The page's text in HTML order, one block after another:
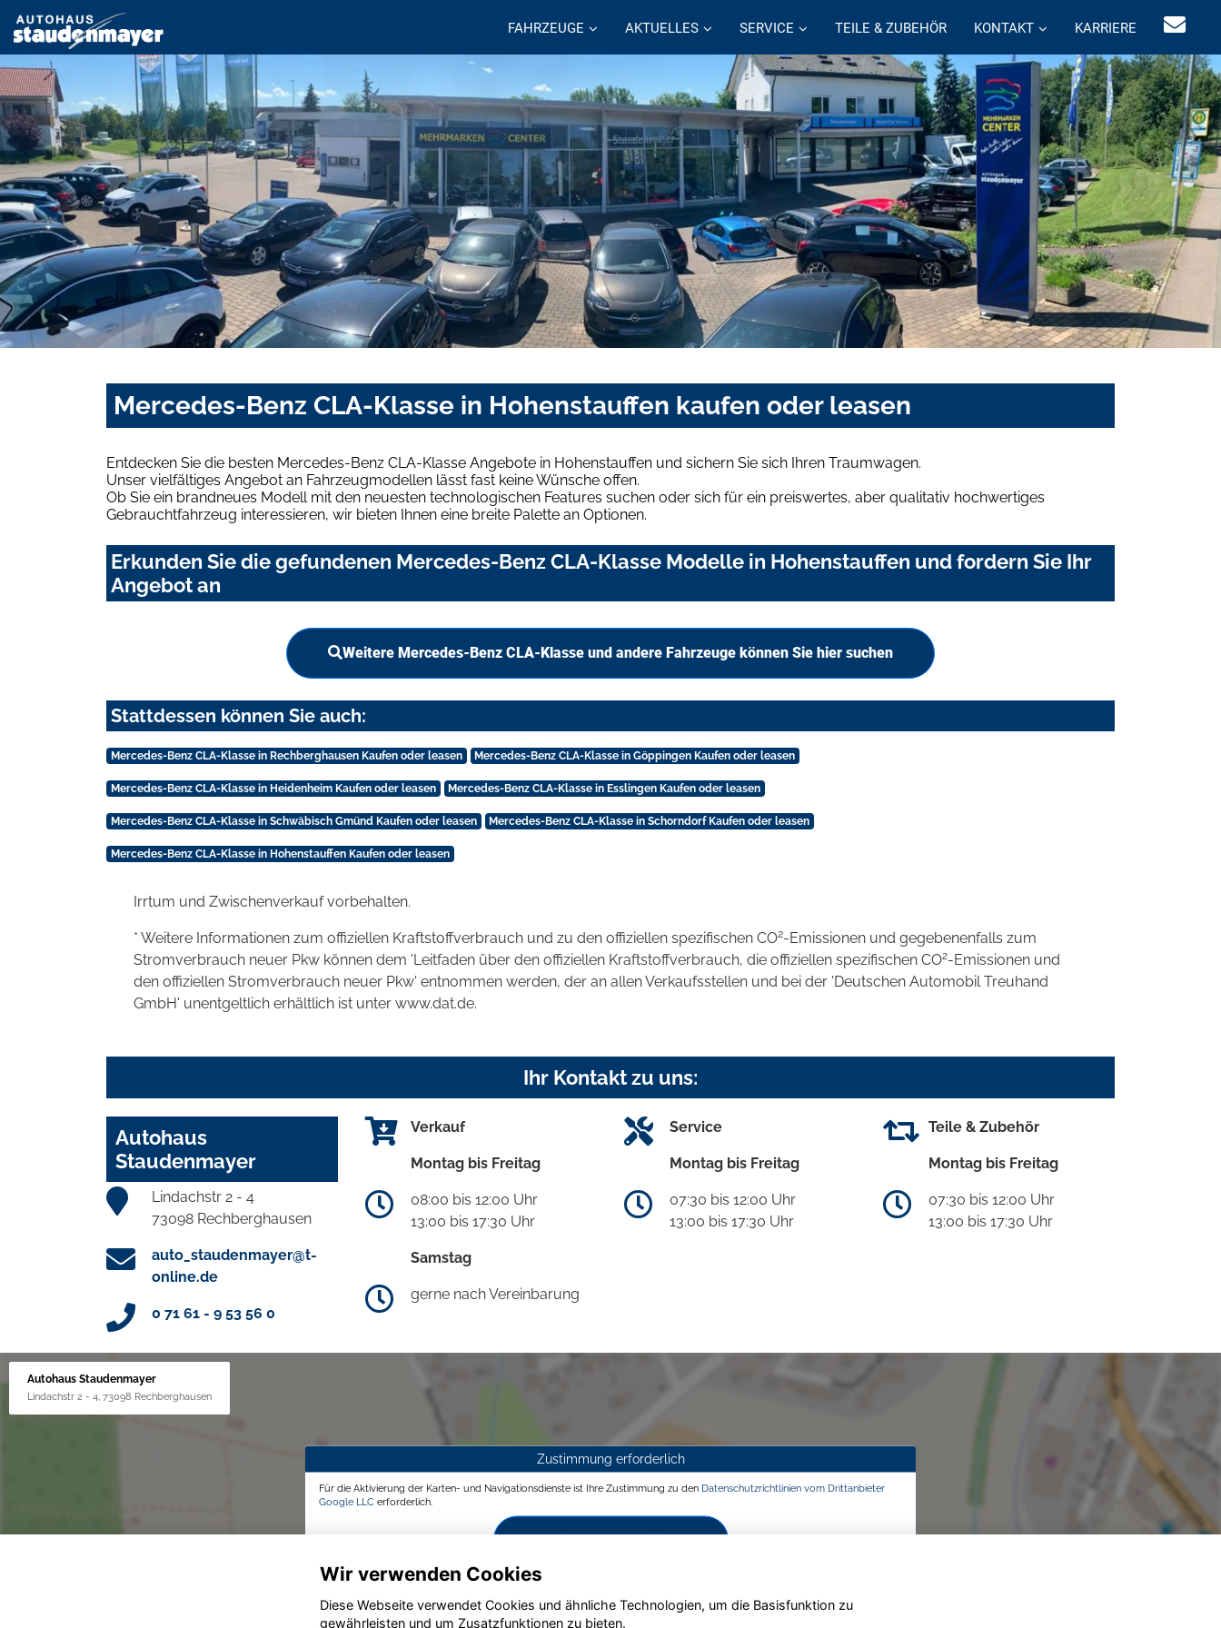
FAHRZEUGE AKTUELLES SERVICE TEILE & ZUBEHÖR KONTAKT KARRIERE
Mercedes-Benz CLA-Klasse in Hohenstauffen kaufen oder leasen
Entdecken Sie die besten Mercedes-Benz CLA-Klasse Angebote in Hohenstauffen und sichern Sie sich Ihren Traumwagen.
Unser vielfältiges Angebot an Fahrzeugmodellen lässt fast keine Wünsche offen.
Ob Sie ein brandneues Modell mit den neuesten technologischen Features suchen oder sich für ein preiswertes, aber qualitativ hochwertiges
Gebrauchtfahrzeug interessieren, wir bieten Ihnen eine breite Palette an Optionen.
Erkunden Sie die gefundenen Mercedes-Benz CLA-Klasse Modelle in Hohenstauffen und fordern Sie Ihr
Angebot an
Weitere Mercedes-Benz CLA-Klasse und andere Fahrzeuge können Sie hier suchen
Stattdessen können Sie auch:
Mercedes-Benz CLA-Klasse in Rechberghausen Kaufen oder leasen Mercedes-Benz CLA-Klasse in Göppingen Kaufen oder leasen
Mercedes-Benz CLA-Klasse in Heidenheim Kaufen oder leasen Mercedes-Benz CLA-Klasse in Esslingen Kaufen oder leasen
Mercedes-Benz CLA-Klasse in Schwäbisch Gmünd Kaufen oder leasen Mercedes-Benz CLA-Klasse in Schorndorf Kaufen oder leasen
Mercedes-Benz CLA-Klasse in Hohenstauffen Kaufen oder leasen
Irrtum und Zwischenverkauf vorbehalten.
* Weitere Informationen zum offiziellen Kraftstoffverbrauch und zu den offiziellen spezifischen CO2-Emissionen und gegebenenfalls zum
Stromverbrauch neuer Pkw können dem 'Leitfaden über den offiziellen Kraftstoffverbrauch, die offiziellen spezifischen CO2-Emissionen und
den offiziellen Stromverbrauch neuer Pkw' entnommen werden, der an allen Verkaufsstellen und bei der 'Deutschen Automobil Treuhand
GmbH' unentgeltlich erhältlich ist unter www.dat.de.
Ihr Kontakt zu uns:
Autohaus
Staudenmayer
Lindachstr 2 - 4
73098 Rechberghausen
auto_staudenmayer@t-
online.de
0 71 61 - 9 53 56 0
Verkauf
Montag bis Freitag
08:00 bis 12:00 Uhr
13:00 bis 17:30 Uhr
Samstag
gerne nach Vereinbarung
Service
Montag bis Freitag
07:30 bis 12:00 Uhr
13:00 bis 17:30 Uhr
Teile & Zubehör
Montag bis Freitag
07:30 bis 12:00 Uhr
13:00 bis 17:30 Uhr
Autohaus Staudenmayer
Lindachstr 2 - 4, 73098 Rechberghausen
Zustimmung erforderlich
Für die Aktivierung der Karten- und Navigationsdienste ist Ihre Zustimmung zu den Datenschutzrichtlinien vom Drittanbieter
Google LLC erforderlich.
Zustimmen und aktivieren
Wir verwenden Cookies
Diese Webseite verwendet Cookies und ähnliche Technologien, um die Basisfunktion zu
gewährleisten und um Zusatzfunktionen zu bieten.